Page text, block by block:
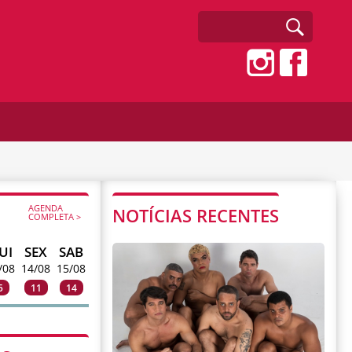
AGENDA
COMPLETA >
SEX
14/08
11
SAB
15/08
14
NOTÍCIAS RECENTES